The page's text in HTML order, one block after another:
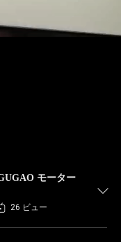
モーター
26 ビュー